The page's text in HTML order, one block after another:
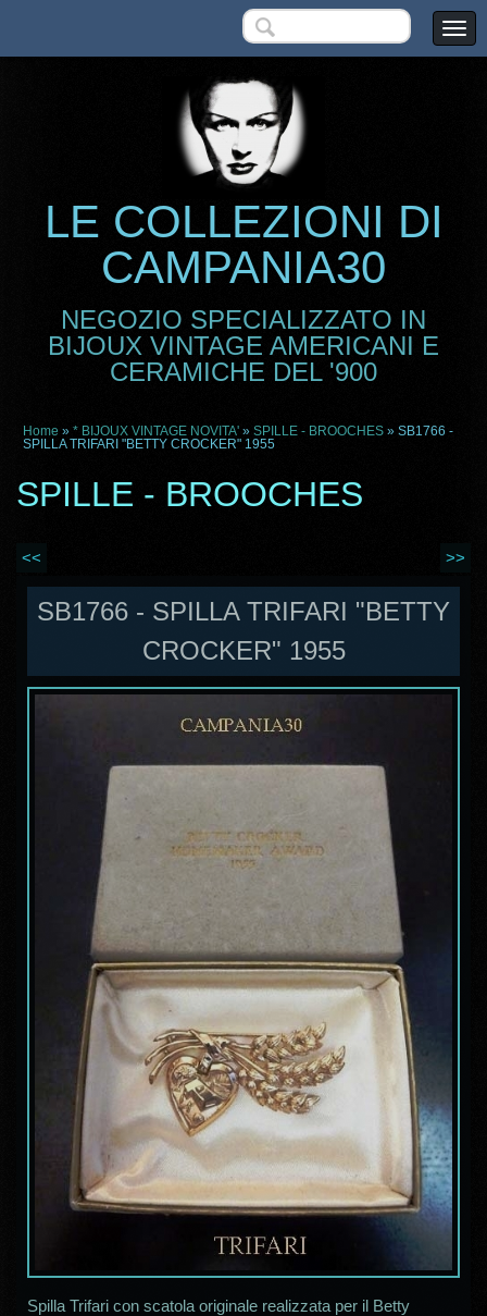
LE COLLEZIONI DI
CAMPANIA30
NEGOZIO SPECIALIZZATO IN
BIJOUX VINTAGE AMERICANI E
CERAMICHE DEL '900
Home » * BIJOUX VINTAGE NOVITA' » SPILLE - BROOCHES » SB1766 -
SPILLA TRIFARI "BETTY CROCKER" 1955
SPILLE - BROOCHES
<< >>
SB1766 - SPILLA TRIFARI "BETTY
CROCKER" 1955
Spilla Trifari con scatola originale realizzata per il Betty